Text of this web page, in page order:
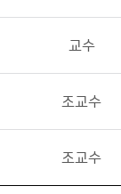
교수
조교수
조교수